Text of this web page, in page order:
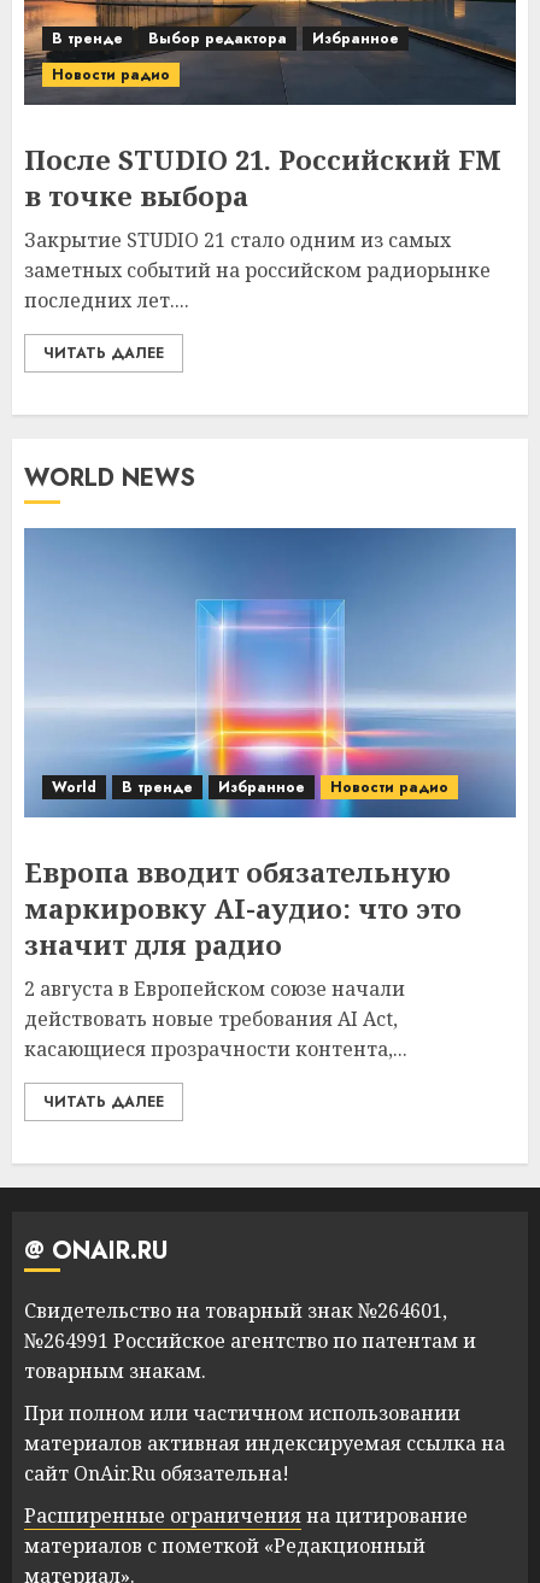
В тренде Выбор редактора
Избранное
Новости радио
После STUDIO 21. Российский FM
в точке выбора
Закрытие STUDIO 21 стало одним из самых
заметных событий на российском радиорынке
последних лет....
ЧИТАТЬ ДАЛЕЕ
WORLD NEWS
World В тренде Избранное Новости радио
Европа вводит обязательную
маркировку AI-аудио: что это
значит для радио
2 августа в Европейском союзе начали
действовать новые требования AI Act,
касающиеся прозрачности контента,...
ЧИТАТЬ ДАЛЕЕ
@ ONAIR.RU
Свидетельство на товарный знак №264601,
№264991 Российское агентство по патентам и
товарным знакам.
При полном или частичном использовании
материалов активная индексируемая ссылка на
сайт OnAir.Ru обязательна!
Расширенные ограниченияна цитирование
материалов с пометкой «Редакционный
материал».